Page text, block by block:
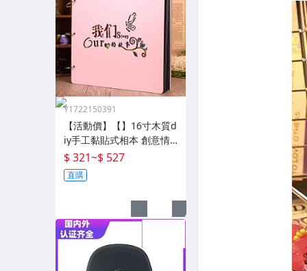
Y1722150391
【活動價】【】16寸木質d
iy手工黏貼式相本 創意情
侶影集紀念收藏冊送男女
朋友
$ 321~$ 527
直購